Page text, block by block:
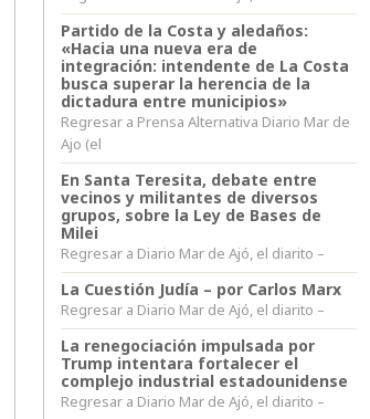
Partido de la Costa y aledaños:
«Hacia una nueva era de
integración: intendente de La Costa
busca superar la herencia de la
dictadura entre municipios»
Regresar a Prensa Alternativa Diario Mar de
Ajo (el
En Santa Teresita, debate entre
vecinos y militantes de diversos
grupos, sobre la Ley de Bases de
Milei
Regresar a Diario Mar de Ajó, el diarito –
La Cuestión Judía – por Carlos Marx
Regresar a Diario Mar de Ajó, el diarito –
La renegociación impulsada por
Trump intentara fortalecer el
complejo industrial estadounidense
Regresar a Diario Mar de Ajó, el diarito –